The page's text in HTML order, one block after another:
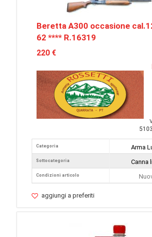
Beretta A300 occasione
62 **** R.16319
220 €
Categoria
Sottocategoria
Condizioni articolo
Arma
Canna
aggiungi a preferiti